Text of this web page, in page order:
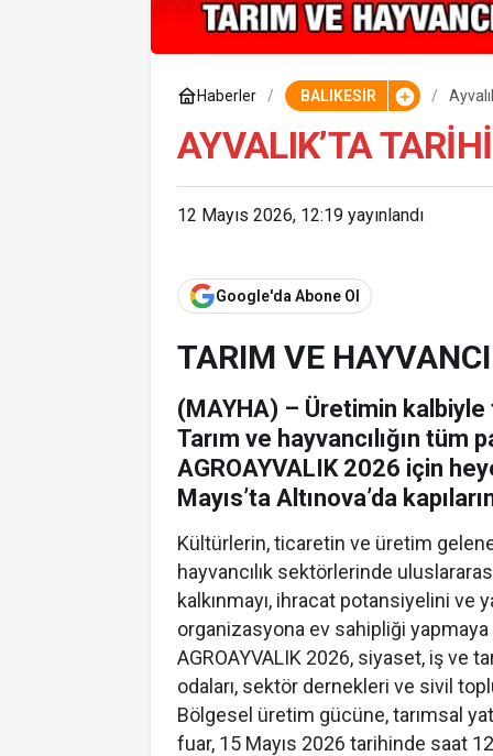
Haberler BALIKESİR
AYVALIK’TA
12 Mayıs 2026, 12:19 yayınlandı
Google'da Abone Ol
TARIM VE
(MAYHA) – Üretimin kalbiyle
Tarım ve hayvancılığın tüm
AGROAYVALIK 2026 için
Mayıs’ta Altınova’da
Kültürlerin, ticaretin ve üretim
hayvancılık sektörlerinde
kalkınmayı, ihracat potansiyelini ve
organizasyona ev sahipliği yapmaya
AGROAYVALIK 2026, siyaset, iş ve
odaları, sektör dernekleri ve sivil
Bölgesel üretim gücüne, tarımsal
fuar, 15 Mayıs 2026 tarihinde saat